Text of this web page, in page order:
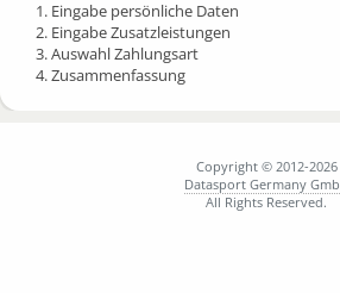
1. Eingabe persönliche Daten
2. Eingabe Zusatzleistungen
3. Auswahl Zahlungsart
4. Zusammenfassung
Copyright © 2012-2026
Datasport Germany
All Rights Reserved.